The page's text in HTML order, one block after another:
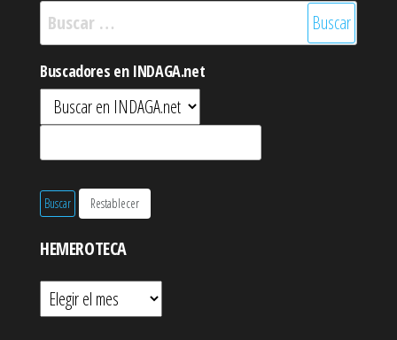
Buscar:
Buscadores en INDAGA.net
HEMEROTECA
Hemeroteca